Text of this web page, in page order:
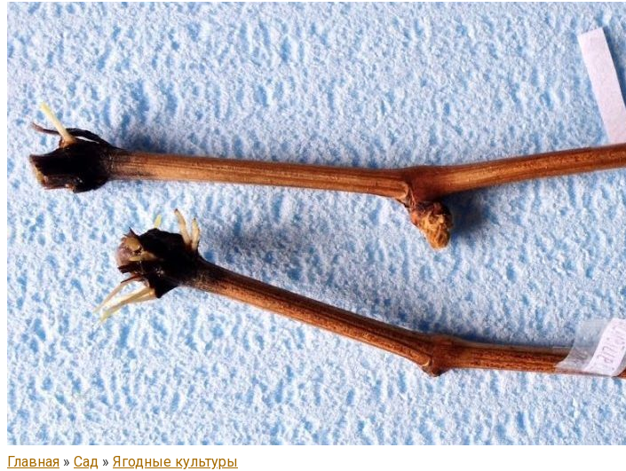
Главная » Сад » Ягодные культуры